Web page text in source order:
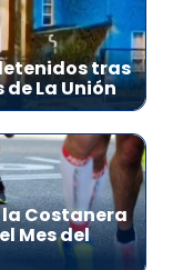
tras
La Unión
Costanera
Mes del